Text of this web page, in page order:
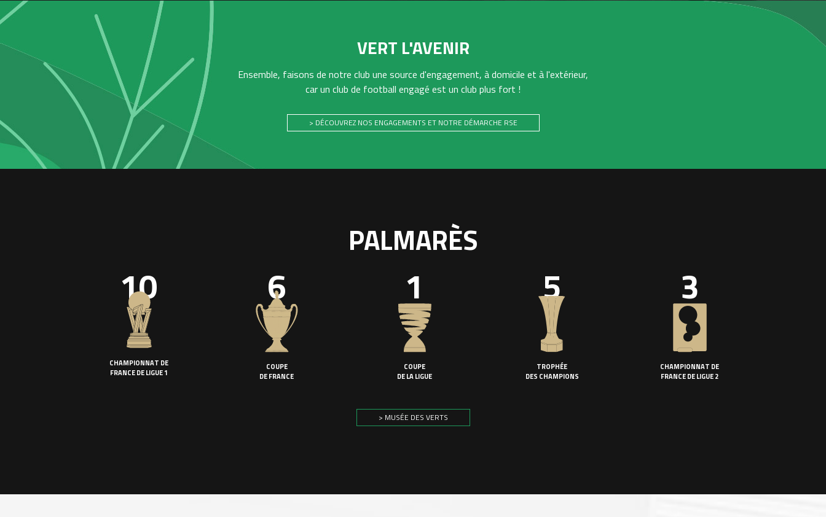
VERT L'AVENIR
Ensemble, faisons de notre club une source d'engagement, à domicile et à l'extérieur,
car un club de football engagé est un club plus fort !
> DÉCOUVREZ NOS ENGAGEMENTS ET NOTRE DÉMARCHE RSE
PALMARÈS
10
CHAMPIONNAT DE
FRANCE DE LIGUE 1
6
COUPE
DE FRANCE
1
COUPE
DE LA LIGUE
5
TROPHÉE
DES CHAMPIONS
3
CHAMPIONNAT DE
FRANCE DE LIGUE 2
> MUSÉE DES VERTS